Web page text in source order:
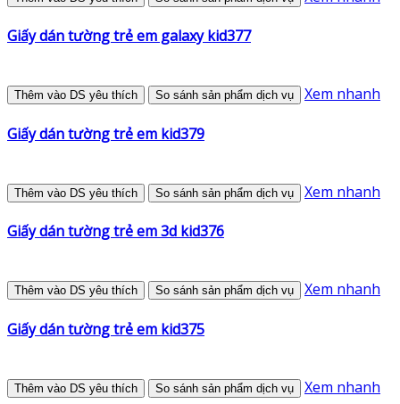
Giấy dán tường trẻ em galaxy kid377
Thêm vào DS yêu thích So sánh sản phẩm dịch vụ Xem nhanh
Giấy dán tường trẻ em kid379
Thêm vào DS yêu thích So sánh sản phẩm dịch vụ Xem nhanh
Giấy dán tường trẻ em 3d kid376
Thêm vào DS yêu thích So sánh sản phẩm dịch vụ Xem nhanh
Giấy dán tường trẻ em kid375
Thêm vào DS yêu thích So sánh sản phẩm dịch vụ Xem nhanh